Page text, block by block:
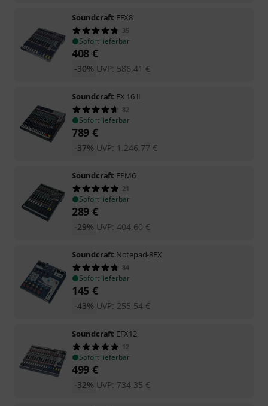
Soundcraft EFX8
35
Sofort lieferbar
408 €
UVP: 586,41 €
-30%
Soundcraft FX 16 II
82
Sofort lieferbar
789 €
UVP: 1.246,77 €
-37%
Soundcraft EPM6
21
Sofort lieferbar
289 €
UVP: 404,60 €
-29%
Soundcraft Notepad-8FX
84
Sofort lieferbar
145 €
UVP: 255,54 €
-43%
Soundcraft EFX12
12
Sofort lieferbar
499 €
UVP: 734,35 €
-32%